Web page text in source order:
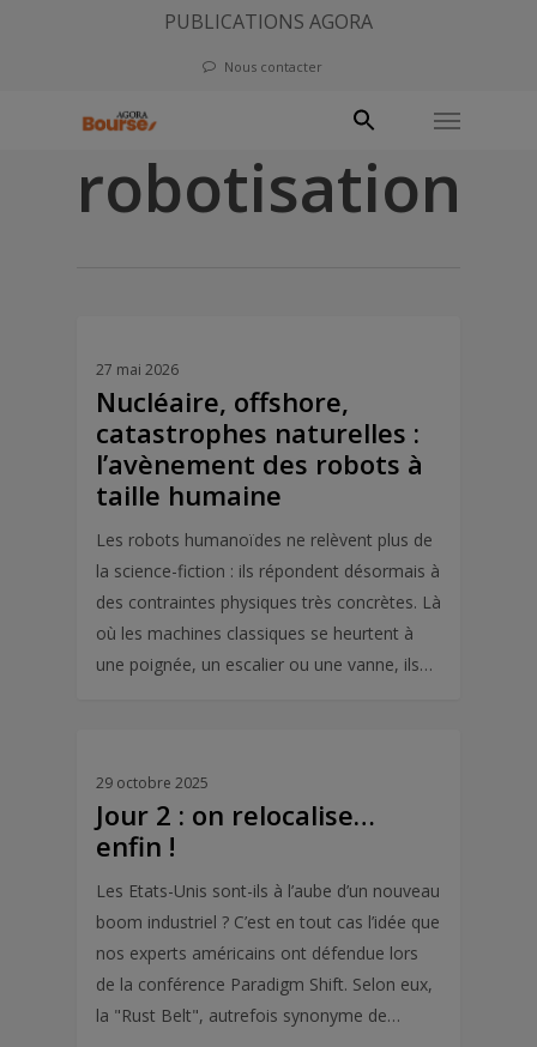
PUBLICATIONS AGORA
Nous contacter
Menu
robotisation
27 mai 2026
Nucléaire, offshore,
catastrophes naturelles :
l’avènement des robots à
taille humaine
Les robots humanoïdes ne relèvent plus de
la science-fiction : ils répondent désormais à
des contraintes physiques très concrètes. Là
où les machines classiques se heurtent à
une poignée, un escalier ou une vanne, ils…
29 octobre 2025
Jour 2 : on relocalise…
enfin !
Les Etats-Unis sont-ils à l’aube d’un nouveau
boom industriel ? C’est en tout cas l’idée que
nos experts américains ont défendue lors
de la conférence Paradigm Shift. Selon eux,
la "Rust Belt", autrefois synonyme de…